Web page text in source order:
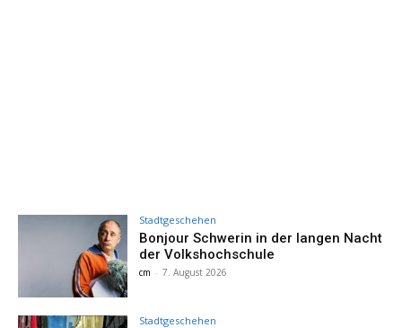
Stadtgeschehen
Bonjour Schwerin in der langen Nacht
der Volkshochschule
cm - 7. August 2026
Stadtgeschehen